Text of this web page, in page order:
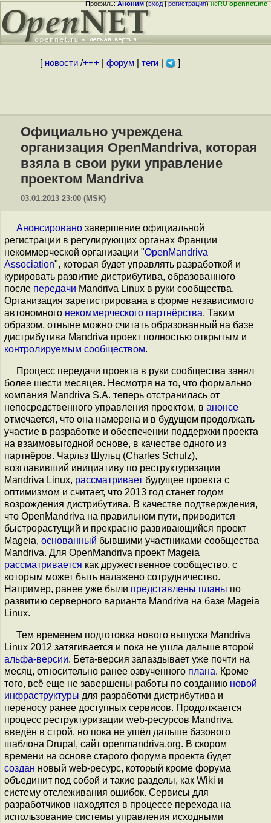
Профиль:Аноним(вход|регистрация)неRUopennet.me
[ новости/+++ форум| теги| ]
Официально учреждена
организация OpenMandriva, которая
взяла в свои руки управление
проектом Mandriva
03.01.2013 23:00 (MSK)
Анонсировано завершение официальной
регистрации в регулирующих органах Франции
некоммерческой организации "OpenMandriva
Association", которая будет управлять разработкой и
курировать развитие дистрибутива, образованного
после передачи Mandriva Linux в руки сообщества.
Организация зарегистрирована в форме независимого
автономного некоммерческого партнёрства. Таким
образом, отныне можно считать образованный на базе
дистрибутива Mandriva проект полностью открытым и
контролируемым сообществом.
Процесс передачи проекта в руки сообщества занял
более шести месяцев. Несмотря на то, что формально
компания Mandriva S.A. теперь отстранилась от
непосредственного управления проектом, в анонсе
отмечается, что она намерена и в будущем продолжать
участие в разработке и обеспечении поддержки проекта
на взаимовыгодной основе, в качестве одного из
партнёров. Чарльз Шульц (Charles Schulz),
возглавивший инициативу по реструктуризации
Mandriva Linux, рассматривает будущее проекта с
оптимизмом и считает, что 2013 год станет годом
возрождения дистрибутива. В качестве подтверждения,
что OpenMandriva на правильном пути, приводится
быстрорастущий и прекрасно развивающийся проект
Mageia, основанный бывшими участниками сообщества
Mandriva. Для OpenMandriva проект Mageia
рассматривается как дружественное сообщество, с
которым может быть налажено сотрудничество.
Например, ранее уже были представлены планы по
развитию серверного варианта Mandriva на базе Mageia
Linux.
Тем временем подготовка нового выпуска Mandriva
Linux 2012 затягивается и пока не ушла дальше второй
альфа-версии. Бета-версия запаздывает уже почти на
месяц, относительно ранее озвученного плана. Кроме
того, всё еще не завершены работы по созданию новой
инфраструктуры для разработки дистрибутива и
переносу ранее доступных сервисов. Продолжается
процесс реструктуризации web-ресурсов Mandriva,
введён в строй, но пока не ушёл дальше базового
шаблона Drupal, сайт openmandriva.org. В скором
времени на основе старого форума проекта будет
создан новый web-ресурс, который кроме форума
объединит под собой и такие разделы, как Wiki и
систему отслеживания ошибок. Сервисы для
разработчиков находятся в процессе перехода на
использование системы управления исходными